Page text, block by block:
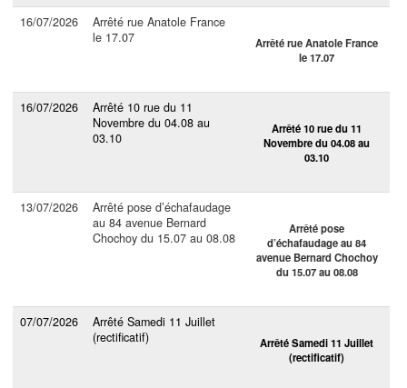
16/07/2026
Arrêté rue Anatole France
le 17.07
Arrêté rue Anatole France
le 17.07
16/07/2026
Arrêté 10 rue du 11
Novembre du 04.08 au
03.10
Arrêté 10 rue du 11
Novembre du 04.08 au
03.10
13/07/2026
Arrêté pose d’échafaudage
au 84 avenue Bernard
Chochoy du 15.07 au 08.08
Arrêté pose
d’échafaudage au 84
avenue Bernard Chochoy
du 15.07 au 08.08
07/07/2026
Arrêté Samedi 11 Juillet
(rectificatif)
Arrêté Samedi 11 Juillet
(rectificatif)